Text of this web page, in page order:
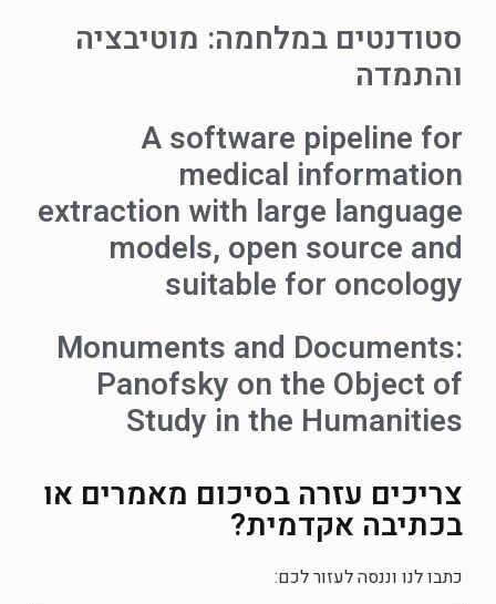
סטודנטים במלחמה: מוטיבציה
והתמדה
A software pipeline for
medical information
extraction with large language
models, open source and
suitable for oncology
Monuments and Documents:
Panofsky on the Object of
Study in the Humanities
צריכים עזרה בסיכום מאמרים או
בכתיבה אקדמית?
כתבו לנו וננסה לעזור לכם: